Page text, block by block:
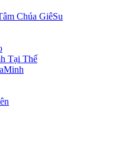
Chúa GiêSu
Tại Thế